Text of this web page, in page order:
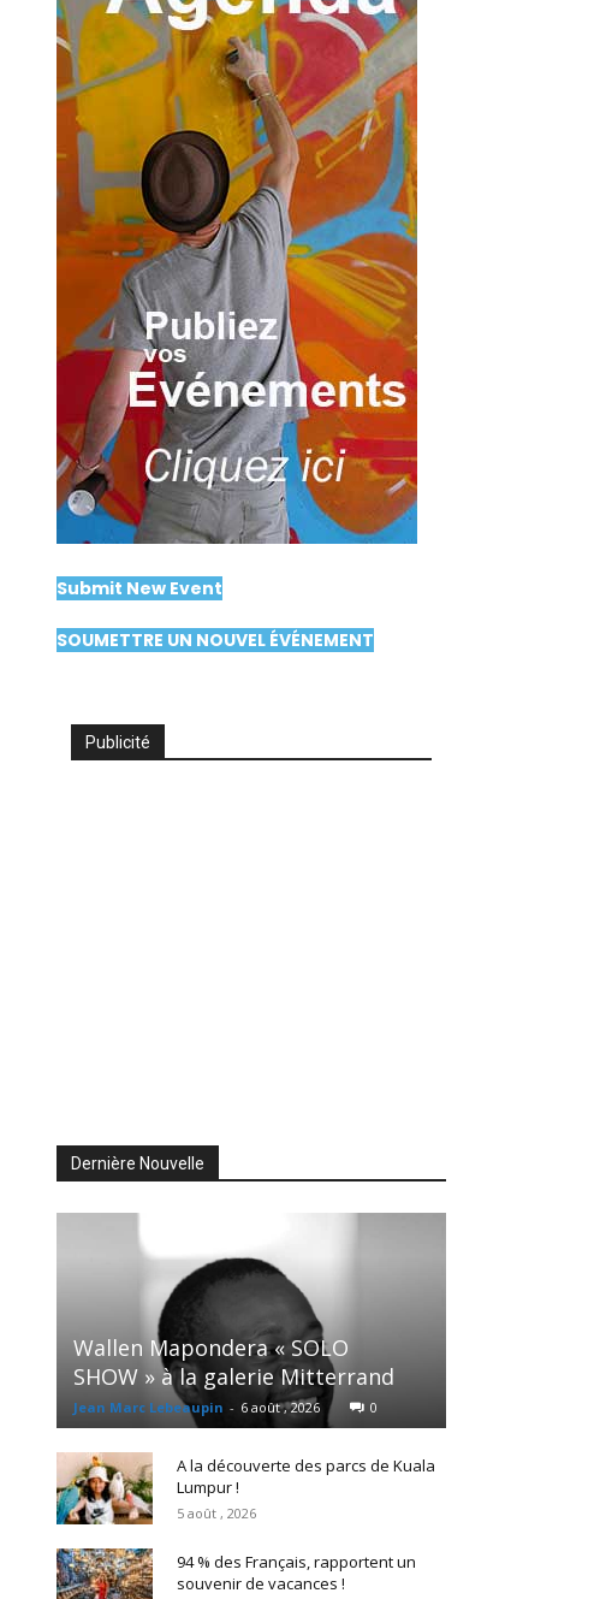
Submit New Event
SOUMETTRE UN NOUVEL ÉVÉNEMENT
Publicité
Dernière Nouvelle
Wallen Mapondera « SOLO
SHOW » à la galerie Mitterrand
Jean Marc Lebeaupin - 6 août , 2026 0
A la découverte des parcs de Kuala
Lumpur !
5 août , 2026
94 % des Français, rapportent un
souvenir de vacances !